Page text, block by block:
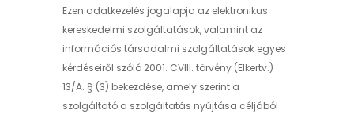
Ezen adatkezelés jogalapja az elektronikus
kereskedelmi szolgáltatások, valamint az
információs társadalmi szolgáltatások egyes
kérdéseiről szóló 2001. CVIII. törvény (Elkertv.)
13/A. § (3) bekezdése, amely szerint a
szolgáltató a szolgáltatás nyújtása céljából